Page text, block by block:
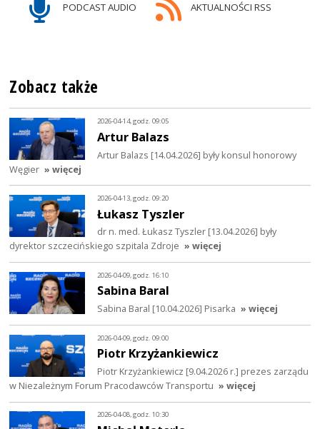
PODCAST AUDIO AKTUALNOŚCI RSS
Zobacz także
2026-04-14, godz. 09:05
Artur Balazs
Artur Balazs [14.04.2026] były konsul honorowy
Węgier » więcej
2026-04-13, godz. 09:20
Łukasz Tyszler
dr n. med. Łukasz Tyszler [13.04.2026] były
dyrektor szczecińskiego szpitala Zdroje » więcej
2026-04-09, godz. 16:10
Sabina Baral
Sabina Baral [10.04.2026] Pisarka » więcej
2026-04-09, godz. 09:00
Piotr Krzyżankiewicz
Piotr Krzyżankiewicz [9.04.2026 r.] prezes zarządu
w Niezależnym Forum Pracodawców Transportu » więcej
2026-04-08, godz. 10:30